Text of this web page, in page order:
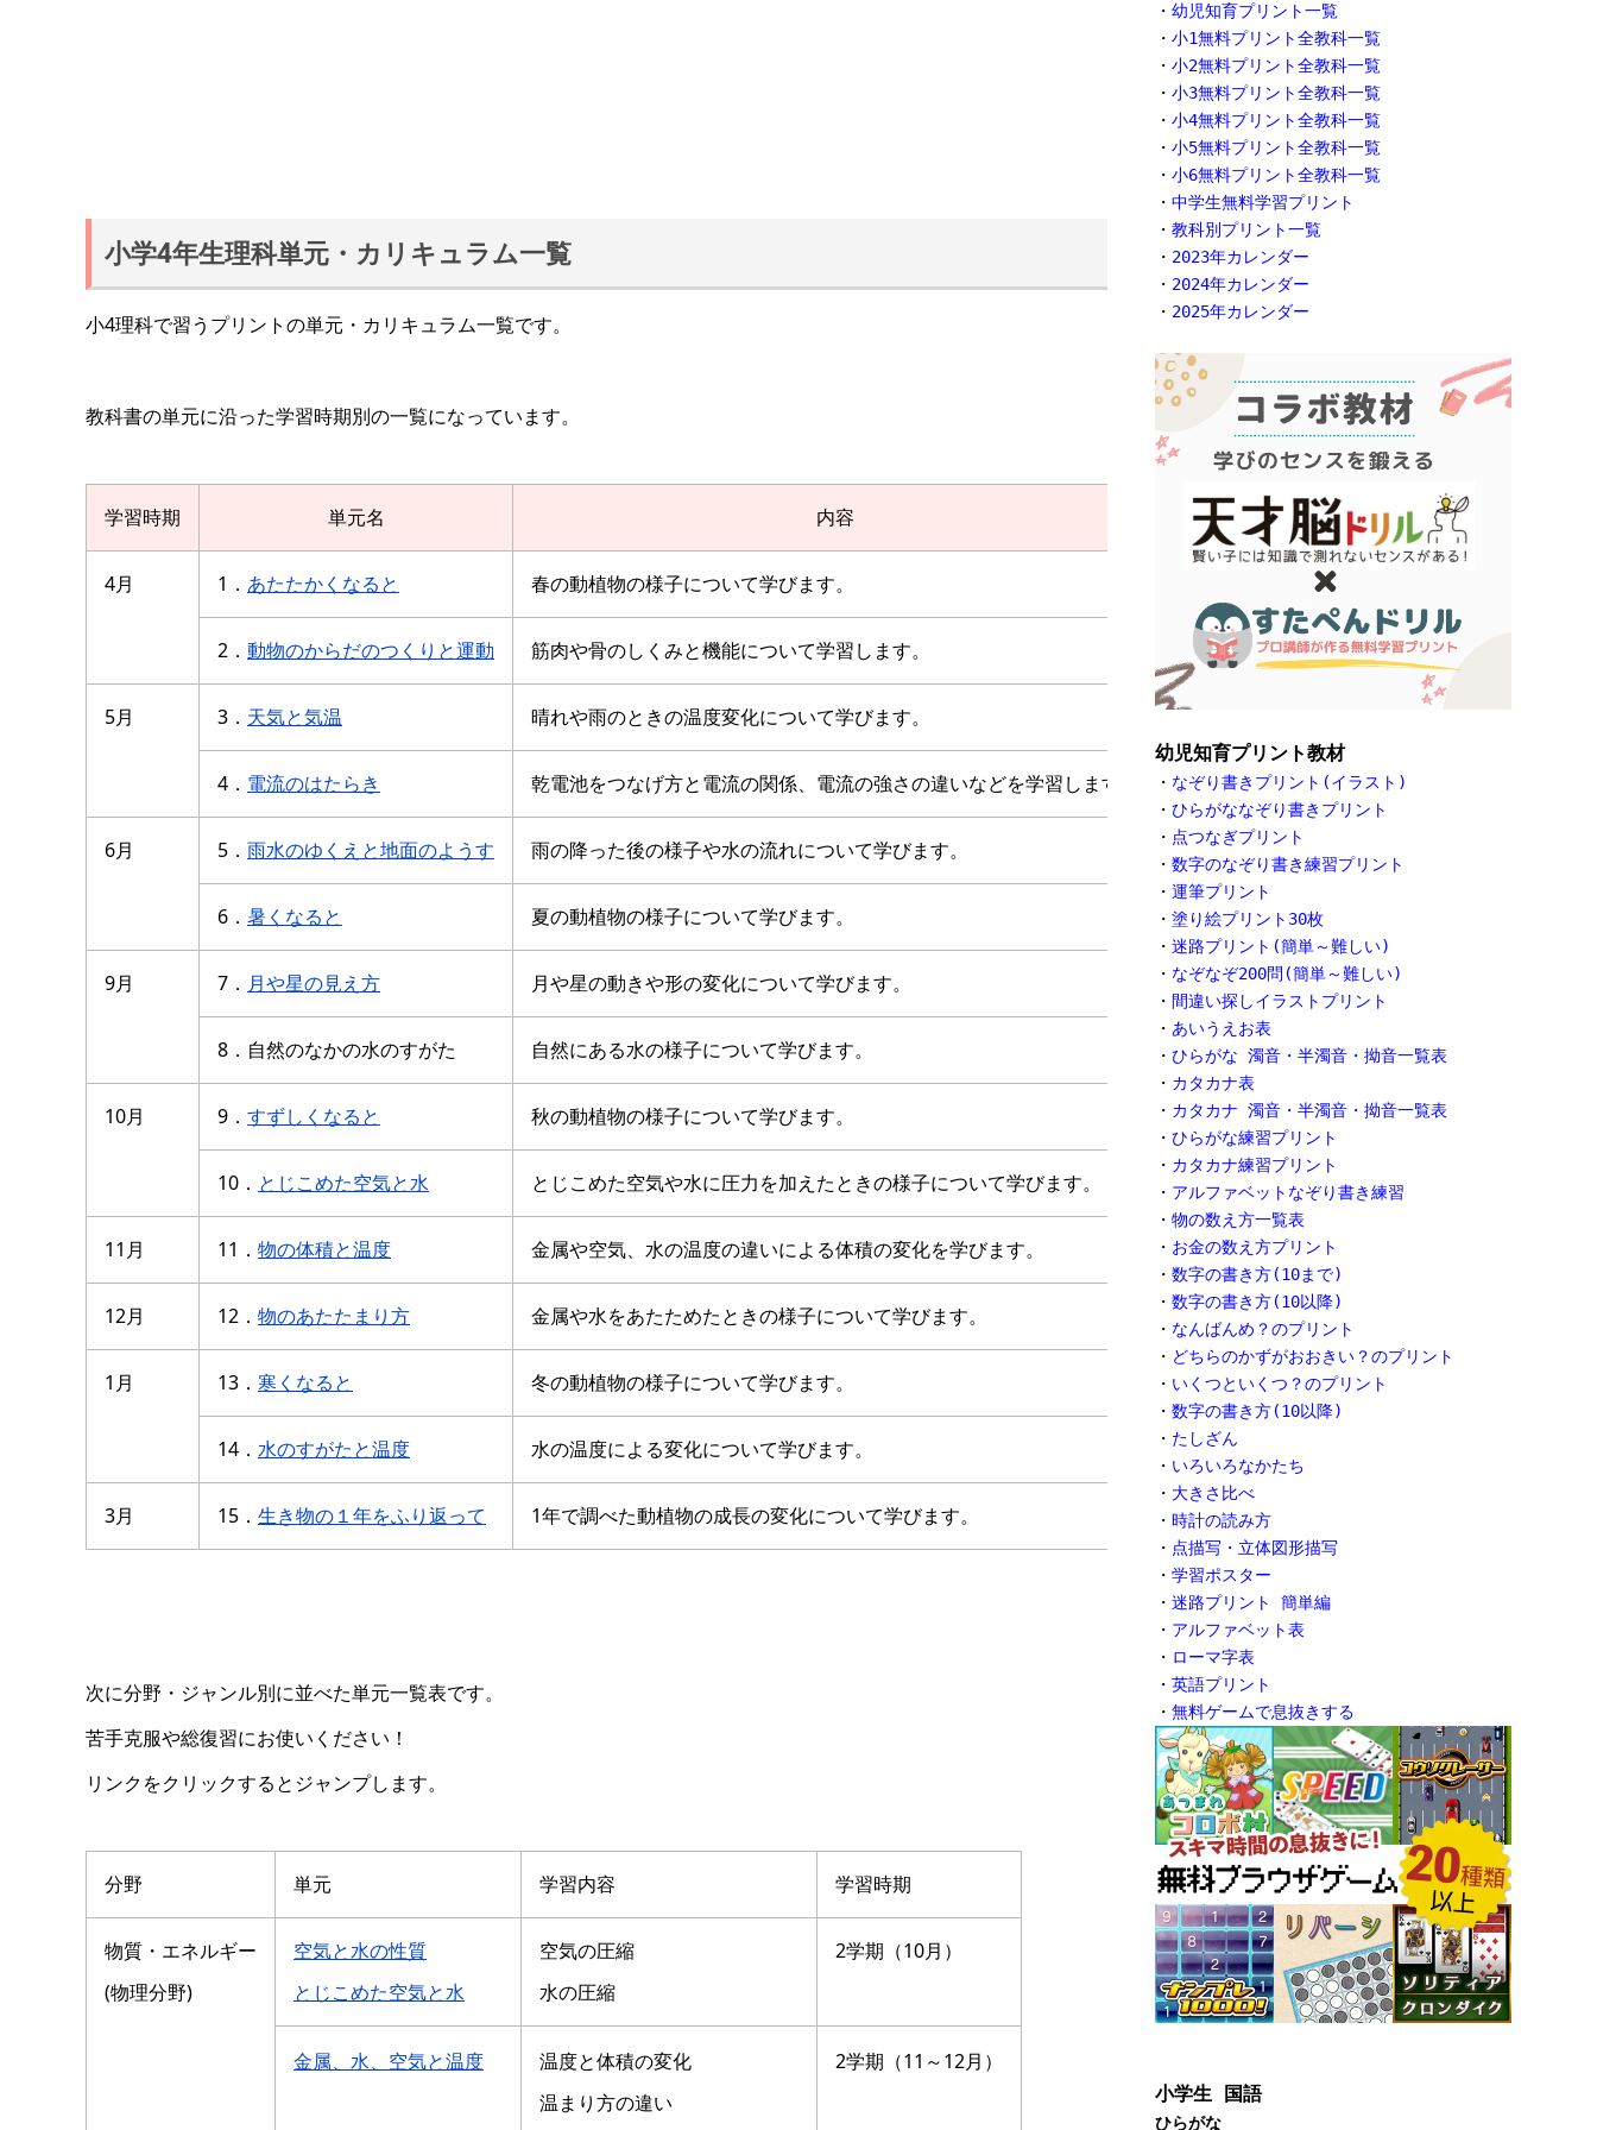
小学4年生理科単元・カリキュラム一覧
小4理科で習うプリントの単元・カリキュラム一覧です。
教科書の単元に沿った学習時期別の一覧になっています。
学習時期 単元名 内容
4月 1． あたたかくなると 春の動植物の様子について学びます。
2． 動物のからだのつくりと運動 筋肉や骨のしくみと機能について学習します。
5月 3． 天気と気温 晴れや雨のときの温度変化について学びます。
4． 電流のはたらき 乾電池をつなげ方と電流の関係、電流の強さの違いなどを学習します。
6月 5． 雨水のゆくえと地面のようす 雨の降った後の様子や水の流れについて学びます。
6． 暑くなると 夏の動植物の様子について学びます。
9月 7． 月や星の見え方 月や星の動きや形の変化について学びます。
8．自然のなかの水のすがた 自然にある水の様子について学びます。
10月 9． すずしくなると 秋の動植物の様子について学びます。
10． とじこめた空気と水 とじこめた空気や水に圧力を加えたときの様子について学びます。
11月 11． 物の体積と温度 金属や空気、水の温度の違いによる体積の変化を学びます。
12月 12． 物のあたたまり方 金属や水をあたためたときの様子について学びます。
1月 13． 寒くなると 冬の動植物の様子について学びます。
14． 水のすがたと温度 水の温度による変化について学びます。
3月 15． 生き物の１年をふり返って 1年で調べた動植物の成長の変化について学びます。
次に分野・ジャンル別に並べた単元一覧表です。
苦手克服や総復習にお使いください！
リンクをクリックするとジャンプします。
分野 単元 学習内容 学習時期
物質・エネルギー
(物理分野)
空気と水の性質
とじこめた空気と水
空気の圧縮
水の圧縮
2学期（10月）
金属、水、空気と温度
温度と体積の変化
温まり方の違い
2学期（11～12月）
・ 幼児知育プリント一覧
・ 小1無料プリント全教科一覧
・ 小2無料プリント全教科一覧
・ 小3無料プリント全教科一覧
・ 小4無料プリント全教科一覧
・ 小5無料プリント全教科一覧
・ 小6無料プリント全教科一覧
・ 中学生無料学習プリント
・ 教科別プリント一覧
・ 2023年カレンダー
・ 2024年カレンダー
・ 2025年カレンダー
幼児知育プリント教材
・ なぞり書きプリント(イラスト)
・ ひらがななぞり書きプリント
・ 点つなぎプリント
・ 数字のなぞり書き練習プリント
・ 運筆プリント
・ 塗り絵プリント30枚
・ 迷路プリント(簡単～難しい)
・ なぞなぞ200問(簡単～難しい)
・ 間違い探しイラストプリント
・ あいうえお表
・ ひらがな 濁音・半濁音・拗音一覧表
・ カタカナ表
・ カタカナ 濁音・半濁音・拗音一覧表
・ ひらがな練習プリント
・ カタカナ練習プリント
・ アルファベットなぞり書き練習
・ 物の数え方一覧表
・ お金の数え方プリント
・ 数字の書き方(10まで)
・ 数字の書き方(10以降)
・ なんばんめ？のプリント
・ どちらのかずがおおきい？のプリント
・ いくつといくつ？のプリント
・ 数字の書き方(10以降)
・ たしざん
・ いろいろなかたち
・ 大きさ比べ
・ 時計の読み方
・ 点描写・立体図形描写
・ 学習ポスター
・ 迷路プリント 簡単編
・ アルファベット表
・ ローマ字表
・ 英語プリント
・ 無料ゲームで息抜きする
小学生 国語
ひらがな